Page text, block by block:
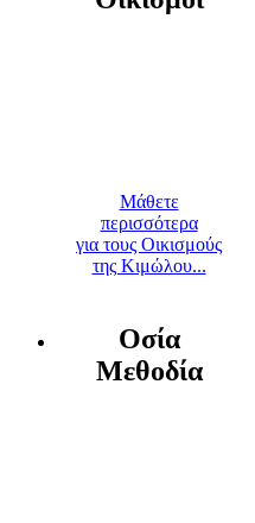
Μάθετε
περισσότερα
για τους Οικισμούς
της Κιμώλου...
Οσία
Μεθοδία